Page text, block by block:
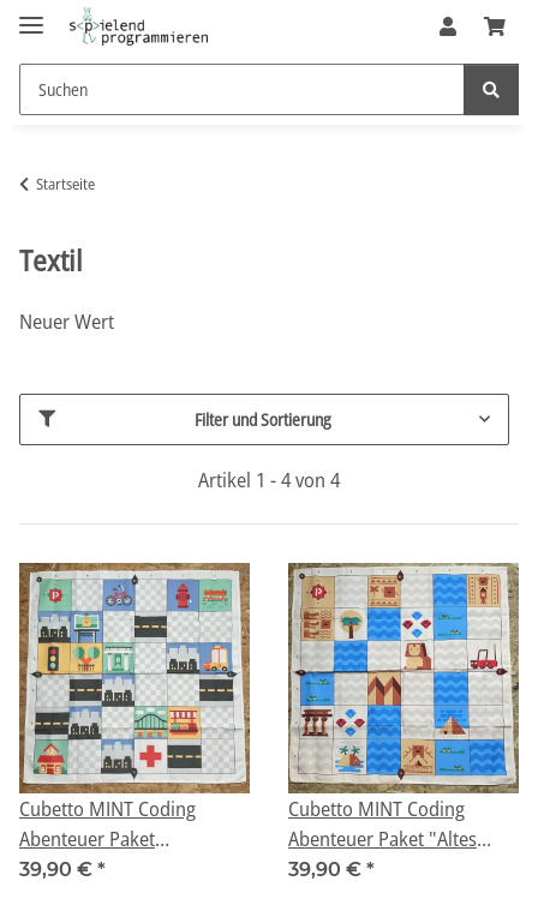
Startseite
Textil
Neuer Wert
Filter und Sortierung
Artikel 1 - 4 von 4
Cubetto MINT Coding
Abenteuer Paket
"Großstadt-Dschungel" ab
39,90 € *
Cubetto MINT Coding
Abenteuer Paket "Altes
Ägypten" ab 3 Jahren
39,90 € *